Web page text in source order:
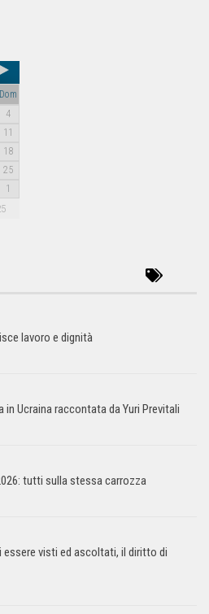
Dom
4
11
18
25
1
lavoro e dignità
in Ucraina raccontata da Yuri Previtali
tutti sulla stessa carrozza
essere visti ed ascoltati, il diritto di